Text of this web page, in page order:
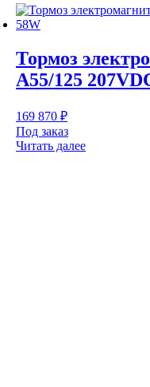
Тормоз
A55/125
169 870 ₽
Под заказ
Читать далее